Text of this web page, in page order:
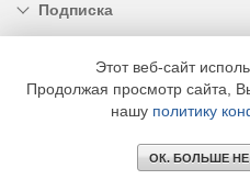
Подписка
Информация
© 2002 - 2026 OOO Издательский
Этот веб-сайт
Продолжая просмотр сайта,
нашу политику
ОК. БОЛЬШЕ